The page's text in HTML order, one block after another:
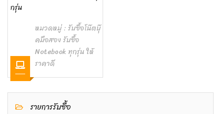
กรุ่น
หมวดหมู่ : รับซื้อโน๊ตบุ๊
คมือสอง รับซื้อ
Notebook ทุกรุ่น ให้
ราคาดี
รายการรับซื้อ